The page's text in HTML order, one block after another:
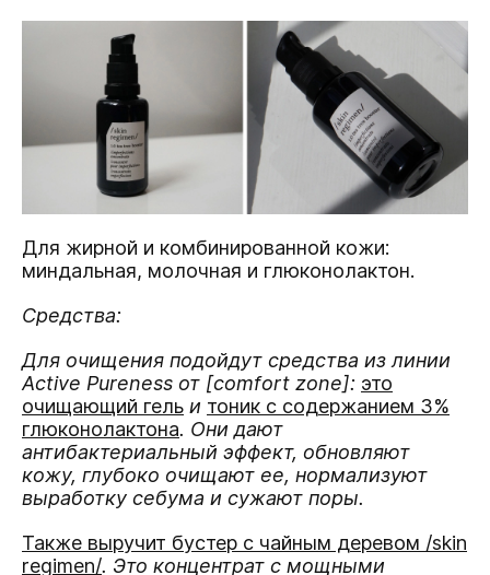
Для жирной и комбинированной кожи:
миндальная, молочная и глюконолактон.
Средства:
Для очищения подойдут средства из линии
Active Pureness от [comfort zone]: это
очищающий гель и тоник с содержанием 3%
глюконолактона. Они дают
антибактериальный эффект, обновляют
кожу, глубоко очищают ее, нормализуют
выработку себума и сужают поры.
Также выручит бустер с чайным деревом /skin
regimen/. Это концентрат с мощными